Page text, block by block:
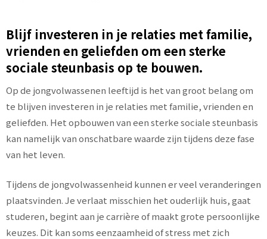
Blijf investeren in je relaties met familie,
vrienden en geliefden om een ​​sterke
sociale steunbasis op te bouwen.
Op de jongvolwassenen leeftijd is het van groot belang om
te blijven investeren in je relaties met familie, vrienden en
geliefden. Het opbouwen van een sterke sociale steunbasis
kan namelijk van onschatbare waarde zijn tijdens deze fase
van het leven.
Tijdens de jongvolwassenheid kunnen er veel veranderingen
plaatsvinden. Je verlaat misschien het ouderlijk huis, gaat
studeren, begint aan je carrière of maakt grote persoonlijke
keuzes. Dit kan soms eenzaamheid of stress met zich